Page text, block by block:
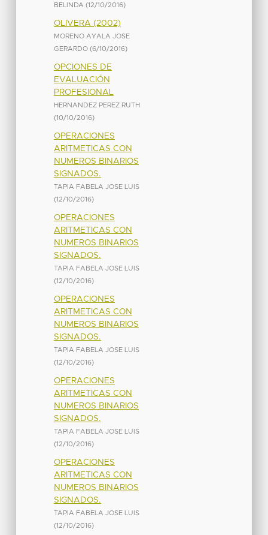
BELINDA (12/10/2016)
OLIVERA (2002)
MORENO AYALA JOSE
GERARDO (6/10/2016)
OPCIONES DE
EVALUACIÓN
PROFESIONAL
HERNANDEZ PEREZ RUTH
(10/10/2016)
OPERACIONES
ARITMETICAS CON
NUMEROS BINARIOS
SIGNADOS.
TAPIA FABELA JOSE LUIS
(12/10/2016)
OPERACIONES
ARITMETICAS CON
NUMEROS BINARIOS
SIGNADOS.
TAPIA FABELA JOSE LUIS
(12/10/2016)
OPERACIONES
ARITMETICAS CON
NUMEROS BINARIOS
SIGNADOS.
TAPIA FABELA JOSE LUIS
(12/10/2016)
OPERACIONES
ARITMETICAS CON
NUMEROS BINARIOS
SIGNADOS.
TAPIA FABELA JOSE LUIS
(12/10/2016)
OPERACIONES
ARITMETICAS CON
NUMEROS BINARIOS
SIGNADOS.
TAPIA FABELA JOSE LUIS
(12/10/2016)